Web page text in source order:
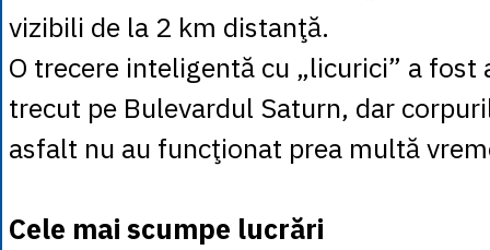
vizibili de la 2 km distanţă.
O trecere inteligentă cu „licurici” a fost
trecut pe Bulevardul Saturn, dar
asfalt nu au funcţionat prea multă
Cele mai scumpe lucrări